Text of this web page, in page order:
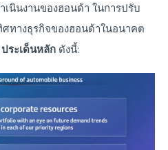
เนินงานของฮอนด้า ในการปรับ
ทางธุรกิจของฮอนด้าในอนาคต
ระเด็นหลัก ดังนี้: